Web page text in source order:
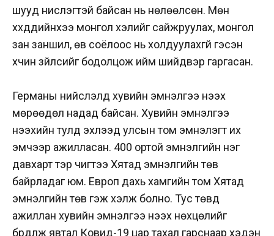
шууд нислэгтэй байсан нь нөлөөлсөн. Мөн
хүүхдүүдийнхээ монгол хэлийг сайжруулах, монгол
зан заншил, өв соёлоос нь холдуулахгүй гэсэн
хүчин зүйлсийг бодолцож ийм шийдвэр гаргасан.
Германы нийслэлд хувийн эмнэлгээ нээх
мөрөөдөл надад байсан. Хувийн эмнэлгээ
нээхийн тулд эхлээд улсын том эмнэлэгт их
эмчээр ажилласан. 400 ортой эмнэлгийн нэг
давхарт тэр чигтээ Хятад эмнэлгийн төв
байрладаг юм. Европ дахь хамгийн том Хятад
эмнэлгийн төв гэж хэлж болно. Тус төвд
ажиллан хувийн эмнэлгээ нээх нөхцөлийг
бүрдүүлж явтал Ковид-19 цар тахал гарснаар хэдэн